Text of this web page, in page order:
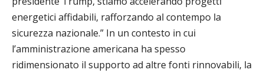
energetici affidabili, rafforzando al contempo la
sicurezza nazionale.” In un contesto in cui
l’amministrazione americana ha spesso
ridimensionato il supporto ad altre fonti rinnovabili, la